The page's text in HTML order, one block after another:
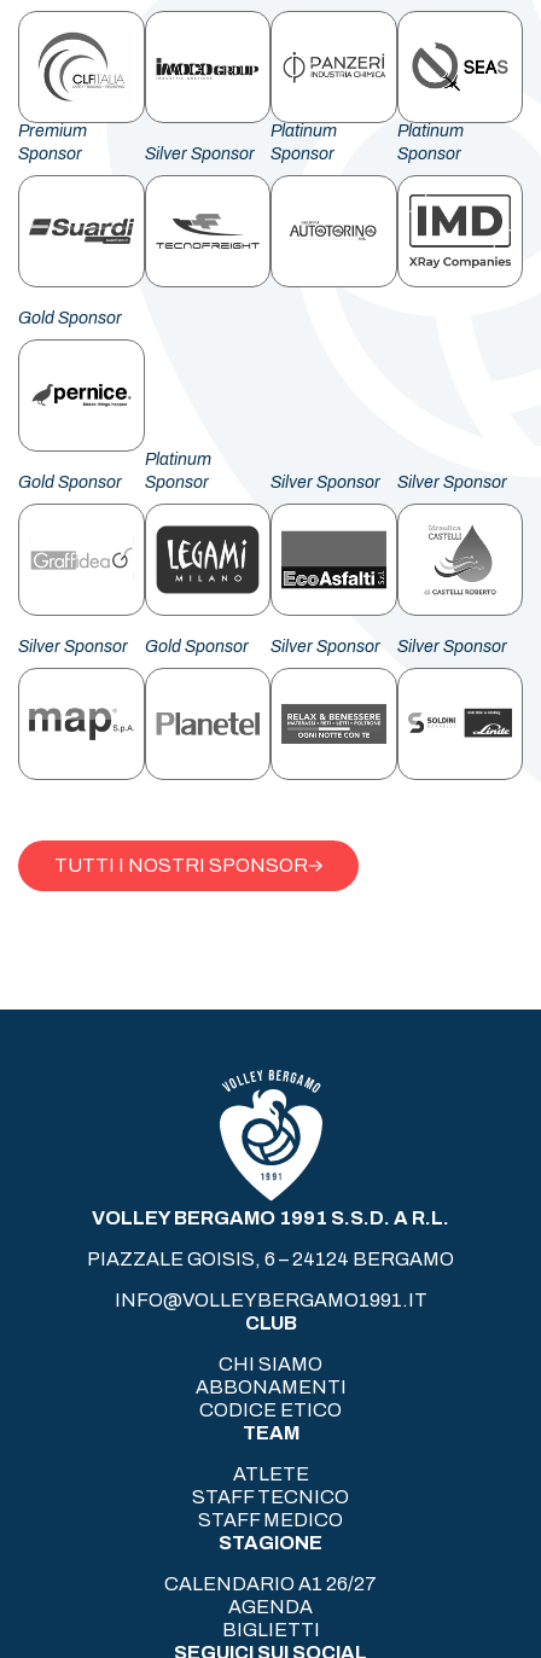
Premium
Sponsor
Silver Sponsor
Platinum
Sponsor
Platinum
Sponsor
Gold Sponsor
Gold Sponsor
Platinum
Sponsor
Silver Sponsor Silver Sponsor
Silver Sponsor Gold Sponsor Silver Sponsor Silver Sponsor
TUTTI I NOSTRI SPONSOR
VOLLEY BERGAMO 1991 S.S.D. A R.L.
PIAZZALE GOISIS, 6 – 24124 BERGAMO
INFO@VOLLEYBERGAMO1991.IT
CLUB
CHI SIAMO
ABBONAMENTI
CODICE ETICO
TEAM
ATLETE
STAFF TECNICO
STAFF MEDICO
STAGIONE
CALENDARIO A1 26/27
AGENDA
BIGLIETTI
SEGUICI SUI SOCIAL